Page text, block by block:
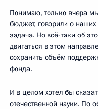
Понимаю, только вчера
бюджет, говорили о наших
задача. Но всё-таки об
двигаться в этом
сохранить объём
фонда.
И в целом хотел бы
отечественной науки. По